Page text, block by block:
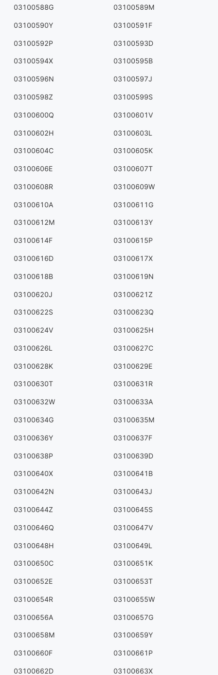
03100588G 03100589M
03100590Y 03100591F
03100592P 03100593D
03100594X 03100595B
03100596N 03100597J
03100598Z 03100599S
03100600Q 03100601V
03100602H 03100603L
03100604C 03100605K
03100606E 03100607T
03100608R 03100609W
03100610A 03100611G
03100612M 03100613Y
03100614F 03100615P
03100616D 03100617X
03100618B 03100619N
03100620J 03100621Z
03100622S 03100623Q
03100624V 03100625H
03100626L 03100627C
03100628K 03100629E
03100630T 03100631R
03100632W 03100633A
03100634G 03100635M
03100636Y 03100637F
03100638P 03100639D
03100640X 03100641B
03100642N 03100643J
03100644Z 03100645S
03100646Q 03100647V
03100648H 03100649L
03100650C 03100651K
03100652E 03100653T
03100654R 03100655W
03100656A 03100657G
03100658M 03100659Y
03100660F 03100661P
03100662D 03100663X